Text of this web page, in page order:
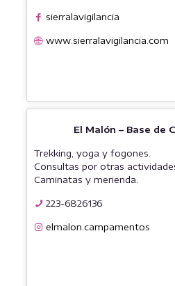
sierralavigilancia
www.sierralavigilancia.com
El Malón – Base de
Trekking, yoga y fogones.
Consultas por otras
Caminatas y merienda.
223-6826136
elmalon.campamentos